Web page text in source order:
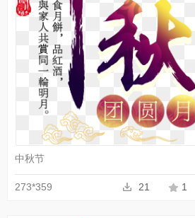
中秋节
273*359 21 1
PNG
收藏